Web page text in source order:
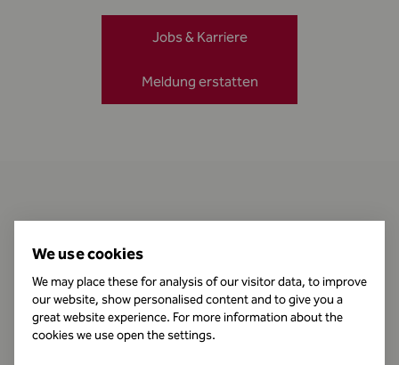
Öffnungszeiten
Jobs & Karriere
Meldung erstatten
We use cookies
We may place these for analysis of our visitor data, to improve
our website, show personalised content and to give you a
great website experience. For more information about the
cookies we use open the settings.